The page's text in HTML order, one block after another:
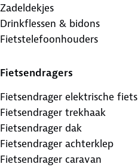
Zadeldekjes
Drinkflessen & bidons
Fietstelefoonhouders
Fietsendragers
Fietsendrager elektrische fiets
Fietsendrager trekhaak
Fietsendrager dak
Fietsendrager achterklep
Fietsendrager caravan